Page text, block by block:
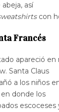
así
con
Francés
apareció en
Santa Claus
a los niños
donde los
escoceses